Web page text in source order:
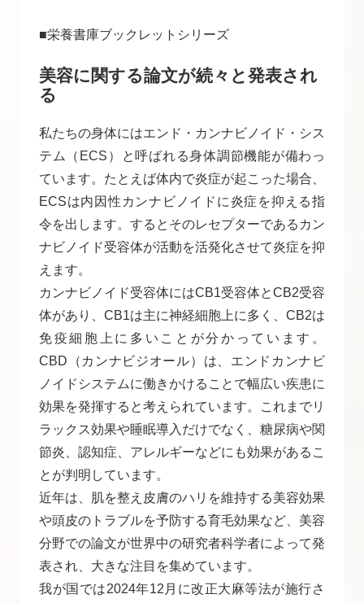
■栄養書庫ブックレットシリーズ
美容に関する論文が続々と発表され
る
私たちの身体にはエンド・カンナビノイド・シス
テム（ECS）と呼ばれる身体調節機能が備わっ
ています。たとえば体内で炎症が起こった場合、
ECSは内因性カンナビノイドに炎症を抑える指
令を出します。するとそのレセプターであるカン
ナビノイド受容体が活動を活発化させて炎症を抑
えます。
カンナビノイド受容体にはCB1受容体とCB2受容
体があり、CB1は主に神経細胞上に多く、CB2は
免疫細胞上に多いことが分かっています。
CBD（カンナビジオール）は、エンドカンナビ
ノイドシステムに働きかけることで幅広い疾患に
効果を発揮すると考えられています。これまでリ
ラックス効果や睡眠導入だけでなく、糖尿病や関
節炎、認知症、アレルギーなどにも効果があるこ
とが判明しています。
近年は、肌を整え皮膚のハリを維持する美容効果
や頭皮のトラブルを予防する育毛効果など、美容
分野での論文が世界中の研究者科学者によって発
表され、大きな注目を集めています。
我が国では2024年12月に改正大麻等法が施行さ